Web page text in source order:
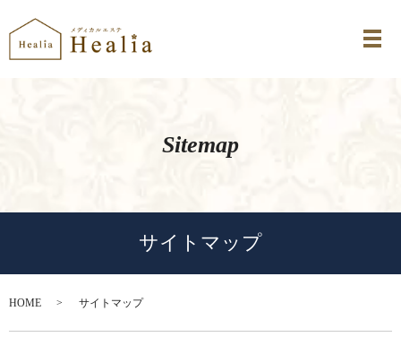
Sitemap
サイトマップ
HOME サイトマップ